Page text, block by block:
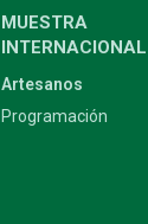
MUESTRA
INTERNACIONAL
Artesanos
Programación